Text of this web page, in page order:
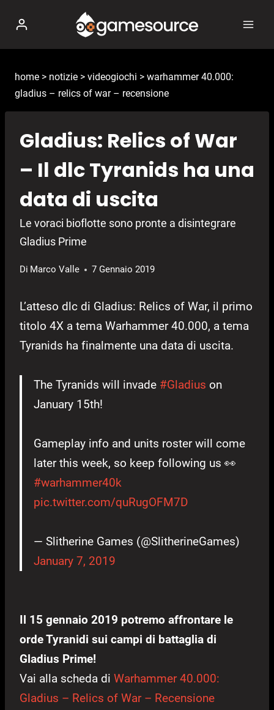
contenuto
home > notizie > videogiochi > warhammer 40.000:
gladius – relics of war – recensione
Gladius: Relics of War
– Il dlc Tyranids ha una
data di uscita
Le voraci bioflotte sono pronte a disintegrare
Gladius Prime
Di Marco Valle 7 Gennaio 2019
L’atteso dlc di Gladius: Relics of War, il primo
titolo 4X a tema Warhammer 40.000, a tema
Tyranids ha finalmente una data di uscita.
The Tyranids will invade #Gladius on
January 15th!
Gameplay info and units roster will come
later this week, so keep following us 👀
#warhammer40k
pic.twitter.com/quRugOFM7D
— Slitherine Games (@SlitherineGames)
January 7, 2019
Il 15 gennaio 2019 potremo affrontare le
orde Tyranidi sui campi di battaglia di
Gladius Prime!
Vai alla scheda di Warhammer 40.000:
Gladius – Relics of War – Recensione